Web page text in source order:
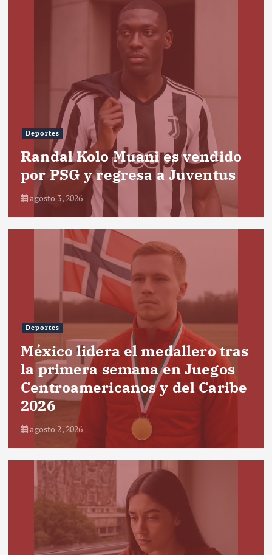
Deportes
Randal Kolo Muani es vendido
por PSG y regresa a Juventus
agosto 3, 2026
Deportes
México lidera el medallero tras
la primera semana en Juegos
Centroamericanos y del Caribe
2026
agosto 2, 2026